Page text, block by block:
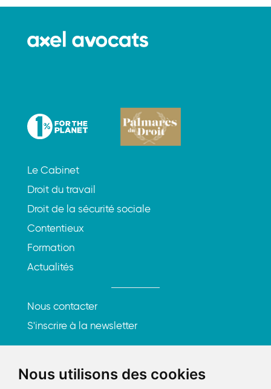
Nous utilisons des cookies
Le Cabinet
Droit du travail
Droit de la sécurité sociale
Contentieux
Formation
Actualités
Nous contacter
S'inscrire à la newsletter
Rencontrons-nous